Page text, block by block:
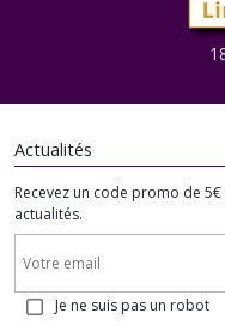
Actualités
Recevez un code promo de
actualités.
Je ne suis pas un robot